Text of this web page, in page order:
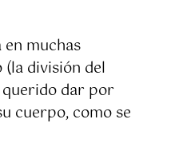
muchas
división del
querido dar por
cuerpo, como se